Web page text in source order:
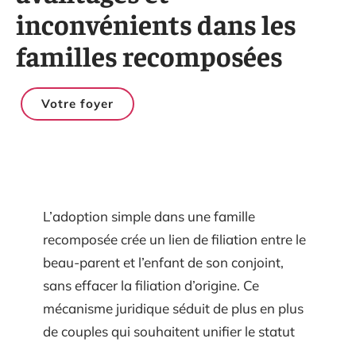
inconvénients dans les
familles recomposées
Votre foyer
L’adoption simple dans une famille
recomposée crée un lien de filiation entre le
beau-parent et l’enfant de son conjoint,
sans effacer la filiation d’origine. Ce
mécanisme juridique séduit de plus en plus
de couples qui souhaitent unifier le statut